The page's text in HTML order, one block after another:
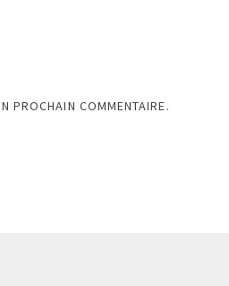
PROCHAIN COMMENTAIRE.